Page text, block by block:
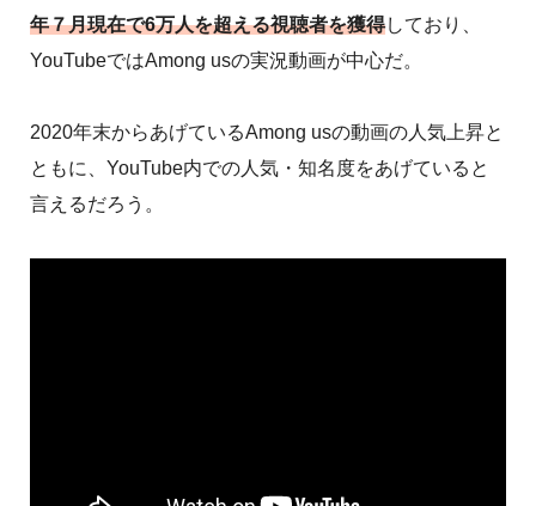
年７月現在で6万人を超える視聴者を獲得しており、
YouTubeではAmong usの実況動画が中心だ。
2020年末からあげているAmong usの動画の人気上昇と
ともに、YouTube内での人気・知名度をあげていると
言えるだろう。